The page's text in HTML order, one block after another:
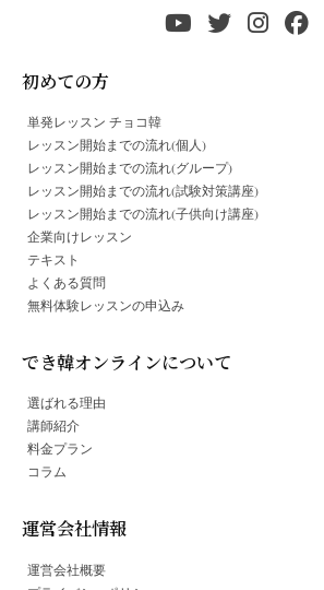
初めての方
単発レッスン チョコ韓
レッスン開始までの流れ(個人)
レッスン開始までの流れ(グループ)
レッスン開始までの流れ(試験対策講座)
レッスン開始までの流れ(子供向け講座)
企業向けレッスン
テキスト
よくある質問
無料体験レッスンの申込み
でき韓オンラインについて
選ばれる理由
講師紹介
料金プラン
コラム
運営会社情報
運営会社概要